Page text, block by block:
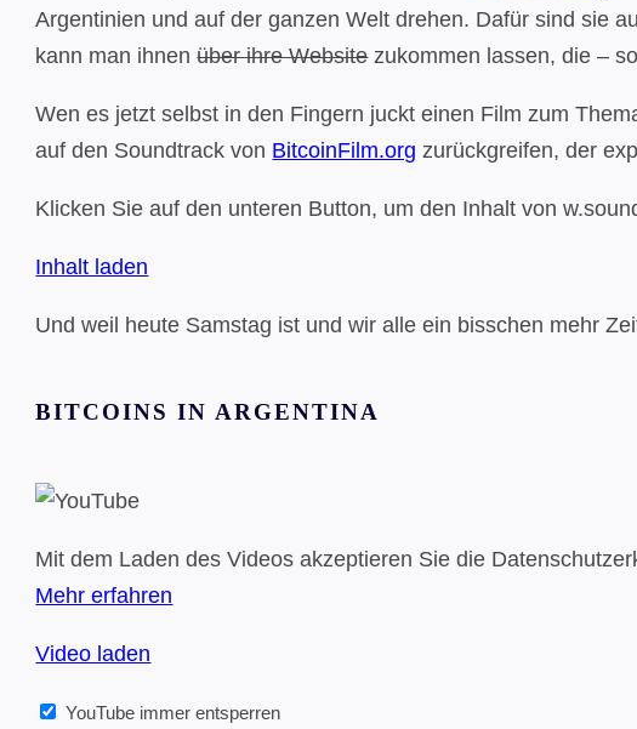
Argentinien und auf der ganzen Welt drehen. Dafür sind sie
kann man ihnenüber ihre Websitezukommen lassen, die –
Wen es jetzt selbst in den Fingern juckt einen Film zum
auf den Soundtrack von BitcoinFilm.org zurückgreifen, der
Klicken Sie auf den unteren Button, um den Inhalt von
Inhalt laden
Und weil heute Samstag ist und wir alle ein bisschen mehr
BITCOINS IN ARGENTINA
Mit dem Laden des Videos akzeptieren Sie die
Mehr erfahren
Video laden
YouTube immer entsperren